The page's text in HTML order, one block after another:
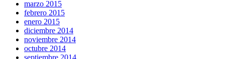
marzo 2015
febrero 2015
enero 2015
diciembre 2014
noviembre 2014
octubre 2014